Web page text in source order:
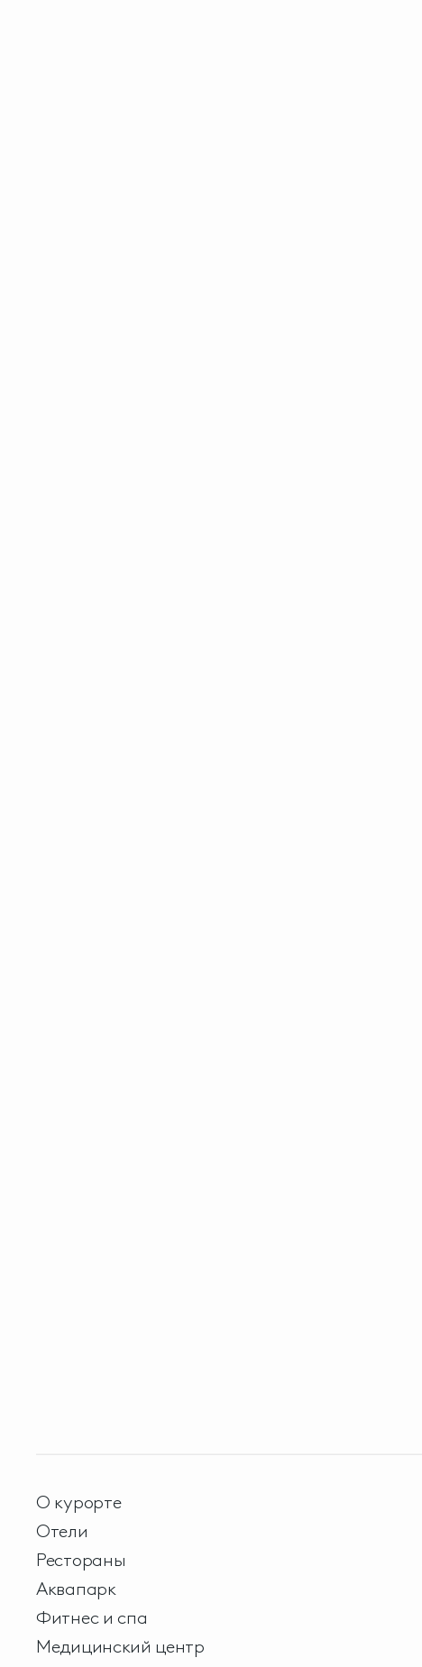
О курорте
Отели
Рестораны
Аквапарк
Фитнес и спа
Медицинский центр